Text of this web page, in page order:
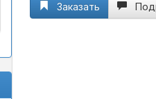
Заказать